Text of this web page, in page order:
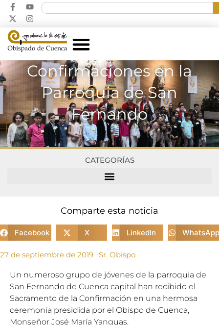
Confirmaciones en la
Parroquia de San
Fernando
CATEGORÍAS
Comparte esta noticia
Facebook X LinkedIn WhatsApp
27 de septiembre de 2019 Sr. Obispo
Un numeroso grupo de jóvenes de la parroquia de
San Fernando de Cuenca capital han recibido el
Sacramento de la Confirmación en una hermosa
ceremonia presidida por el Obispo de Cuenca,
Monseñor José María Yanguas.